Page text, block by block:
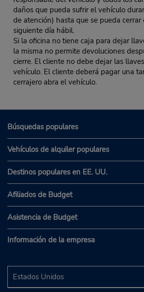
daños que pueda sufrir el vehículo
de atención) hasta que se pueda
siguiente día hábil.
Si la oficina no tiene caja para dejar
la misma no permite devoluciones
cierre. El cliente no debe dejar las
vehículo. El cliente deberá pagar una
cerrajero abra el vehículo.
Búsquedas populares
Vehículos de alquiler populares
Destinos populares en EE. UU.
Afiliados de Budget
Asistencia de Budget
Información de la empresa